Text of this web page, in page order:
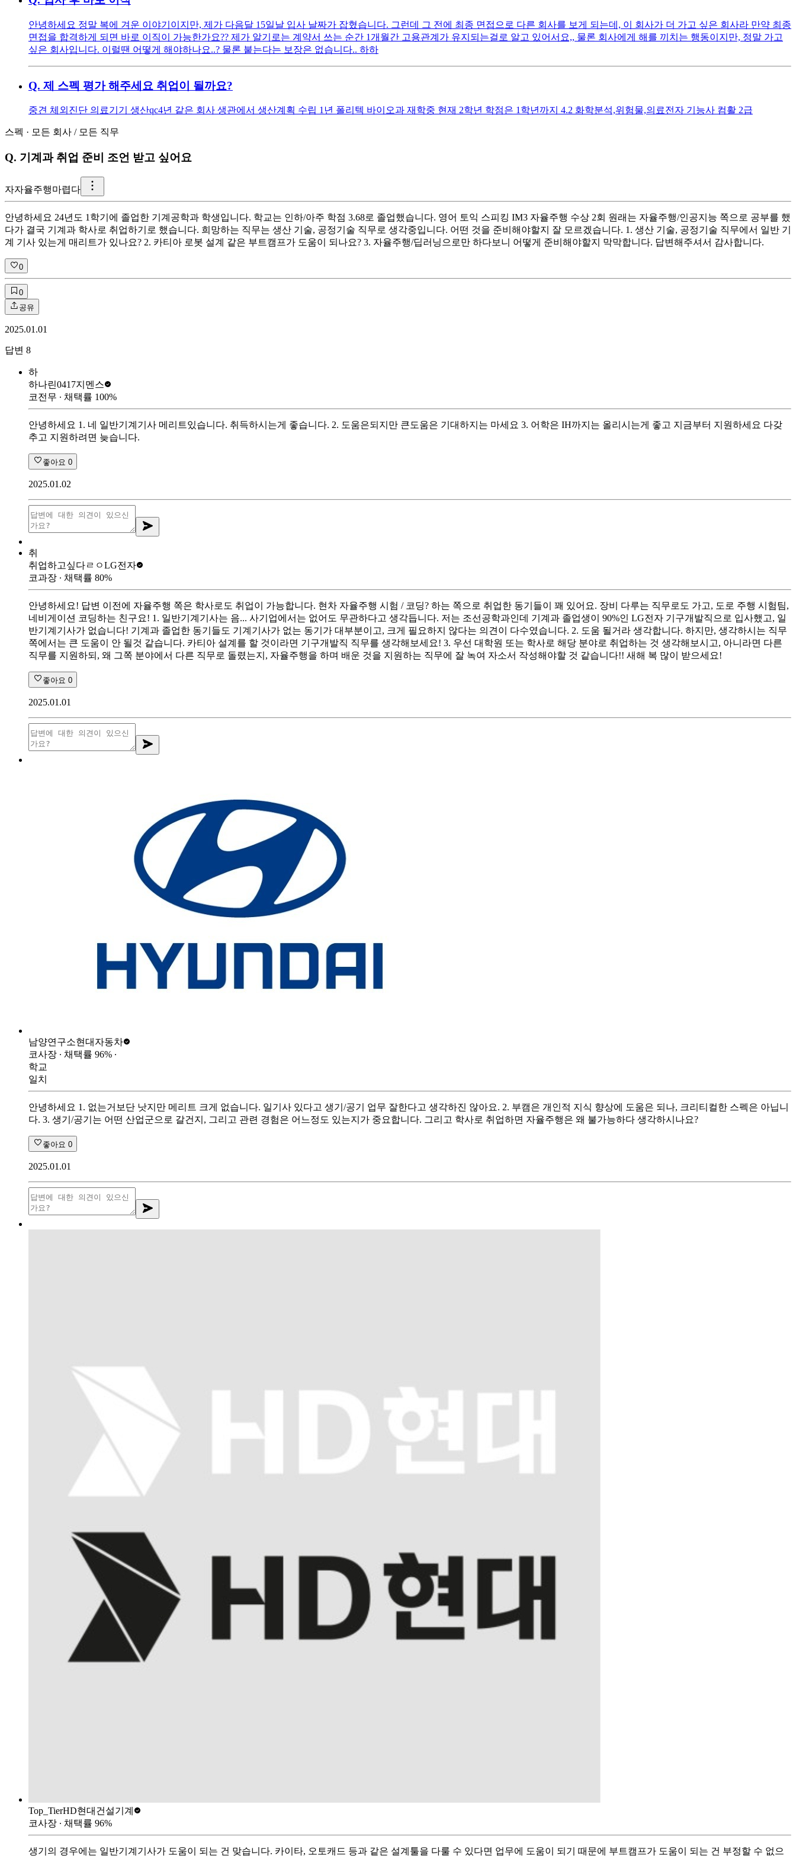
안녕하세요 정말 복에 겨운 이야기이지만, 제가 다음달 15일날 입사 날짜가 잡혔습니다. 그런데 그 전에 최종 면접으로 다른 회사를 보게 되는데, 이 회사가 더 가고 싶은 회사라 만약 최종
면접을 합격하게 되면 바로 이직이 가능한가요?? 제가 알기로는 계약서 쓰는 순간 1개월간 고용관계가 유지되는걸로 알고 있어서요,, 물론 회사에게 해를 끼치는 행동이지만, 정말 가고
싶은 회사입니다. 이럴땐 어떻게 해야하나요..? 물론 붙는다는 보장은 없습니다.. 하하
Q. 제 스펙 평가 해주세요 취업이 될까요?
중견 체외진단 의료기기 생산qc4년 같은 회사 생관에서 생산계획 수립 1년 폴리텍 바이오과 재학중 현재 2학년 학점은 1학년까지 4.2 화학분석,위험물,의료전자 기능사 컴활 2급
스펙 · 모든 회사 / 모든 직무
Q. 기계과 취업 준비 조언 받고 싶어요
자자율주행마렵다
안녕하세요 24년도 1학기에 졸업한 기계공학과 학생입니다. 학교는 인하/아주 학점 3.68로 졸업했습니다. 영어 토익 스피킹 IM3 자율주행 수상 2회 원래는 자율주행/인공지능 쪽으로 공부를 했
다가 결국 기계과 학사로 취업하기로 했습니다. 희망하는 직무는 생산 기술, 공정기술 직무로 생각중입니다. 어떤 것을 준비해야할지 잘 모르겠습니다. 1. 생산 기술, 공정기술 직무에서 일반 기
계 기사 있는게 매리트가 있나요? 2. 카티아 로봇 설계 같은 부트캠프가 도움이 되나요? 3. 자율주행/딥러닝으로만 하다보니 어떻게 준비해야할지 막막합니다. 답변해주셔서 감사합니다.
0
0
공유
2025.01.01
답변 8
하
하나린0417지멘스
코전무 ∙ 채택률 100%
안녕하세요 1. 네 일반기계기사 메리트있습니다. 취득하시는게 좋습니다. 2. 도움은되지만 큰도움은 기대하지는 마세요 3. 어학은 IH까지는 올리시는게 좋고 지금부터 지원하세요 다갖
추고 지원하려면 늦습니다.
좋아요 0
2025.01.02
취
취업하고싶다ㄹㅇLG전자
코과장 ∙ 채택률 80%
안녕하세요! 답변 이전에 자율주행 쪽은 학사로도 취업이 가능합니다. 현차 자율주행 시험 / 코딩? 하는 쪽으로 취업한 동기들이 꽤 있어요. 장비 다루는 직무로도 가고, 도로 주행 시험팀,
네비게이션 코딩하는 친구요! 1. 일반기계기사는 음... 사기업에서는 없어도 무관하다고 생각듭니다. 저는 조선공학과인데 기계과 졸업생이 90%인 LG전자 기구개발직으로 입사했고, 일
반기계기사가 없습니다! 기계과 졸업한 동기들도 기계기사가 없는 동기가 대부분이고, 크게 필요하지 않다는 의견이 다수였습니다. 2. 도움 될거라 생각합니다. 하지만, 생각하시는 직무
쪽에서는 큰 도움이 안 될것 같습니다. 카티아 설계를 할 것이라면 기구개발직 직무를 생각해보세요! 3. 우선 대학원 또는 학사로 해당 분야로 취업하는 것 생각해보시고, 아니라면 다른
직무를 지원하되, 왜 그쪽 분야에서 다른 직무로 돌렸는지, 자율주행을 하며 배운 것을 지원하는 직무에 잘 녹여 자소서 작성해야할 것 같습니다!! 새해 복 많이 받으세요!
좋아요 0
2025.01.01
남양연구소현대자동차
코사장 ∙ 채택률 96% ∙
학교
일치
안녕하세요 1. 없는거보단 낫지만 메리트 크게 없습니다. 일기사 있다고 생기/공기 업무 잘한다고 생각하진 않아요. 2. 부캠은 개인적 지식 향상에 도움은 되나, 크리티컬한 스펙은 아닙니
다. 3. 생기/공기는 어떤 산업군으로 갈건지, 그리고 관련 경험은 어느정도 있는지가 중요합니다. 그리고 학사로 취업하면 자율주행은 왜 불가능하다 생각하시나요?
좋아요 0
2025.01.01
Top_TierHD현대건설기계
코사장 ∙ 채택률 96%
생기의 경우에는 일반기계기사가 도움이 되는 건 맞습니다. 카이타, 오토캐드 등과 같은 설계툴을 다룰 수 있다면 업무에 도움이 되기 때문에 부트캠프가 도움이 되는 건 부정할 수 없으